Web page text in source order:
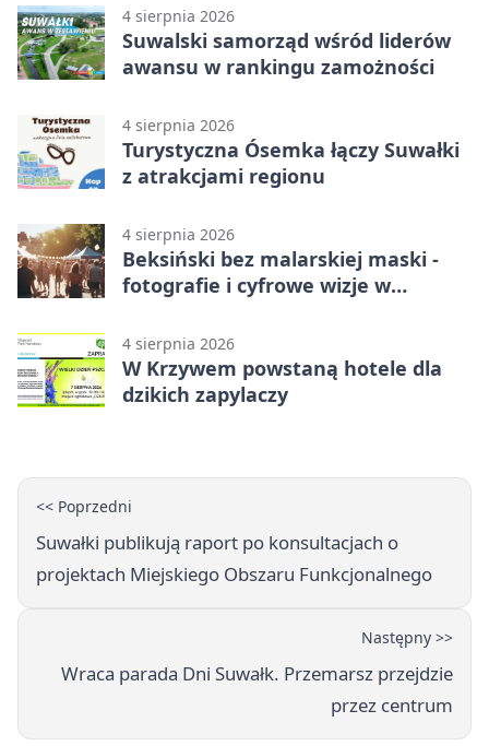
4 sierpnia 2026
Suwalski samorząd wśród liderów
awansu w rankingu zamożności
4 sierpnia 2026
Turystyczna Ósemka łączy Suwałki
z atrakcjami regionu
4 sierpnia 2026
Beksiński bez malarskiej maski -
fotografie i cyfrowe wizje w
4 sierpnia 2026
W Krzywem powstaną hotele dla
dzikich zapylaczy
<< Poprzedni
Suwałki publikują raport po konsultacjach o
projektach Miejskiego Obszaru Funkcjonalnego
Następny >>
Wraca parada Dni Suwałk. Przemarsz przejdzie
przez centrum